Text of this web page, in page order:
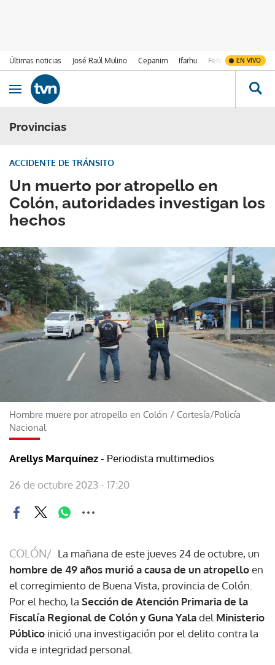
Últimas noticias José Raúl Mulino Cepanim Ifarhu Fenómeno de El
EN VIVO
Ir al contenido
Obrir navegació
Provincias
Un muerto por atropello en
Colón, autoridades investigan los
hechos
ACCIDENTE DE TRÁNSITO
Hombre muere por atropello en Colón / Cortesía/Policía
Nacional
Arellys Marquínez - Periodista multimedios
26 de octubre 2023 - 17:20
COLÓN/ La mañana de este jueves 24 de octubre, un
hombre de 49 años murió a causa de un atropelloen
el corregimiento de Buena Vista, provincia de Colón.
Por el hecho, la Sección de Atención Primaria de la
Fiscalía Regional de Colón y Guna Yaladel Ministerio
Público inició una investigación por el delito contra la
vida e integridad personal.